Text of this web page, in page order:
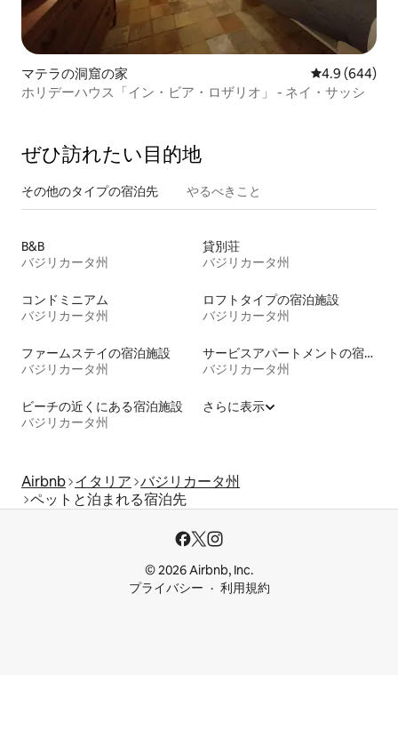
マテラの洞窟の家 レビュー644
4.9 (644)
ホリデーハウス「イン・ビア・ロザリオ」 - ネイ・サッシ
ぜひ訪⁠れ⁠た⁠い目⁠的⁠地
その他のタ⁠イ⁠プ⁠の宿⁠泊⁠先 やるべきこと
B&B
バジリカータ州
貸別荘
バジリカータ州
コンドミニアム
バジリカータ州
ロフトタイプの宿泊施設
バジリカータ州
ファームステイの宿泊施設
バジリカータ州
サービスアパートメントの宿泊施設
バジリカータ州
ビーチの近くにある宿泊施設
バジリカータ州
さらに表示
Airbnb イタリア バジリカータ州
ペットと泊まれる宿泊先
© 2026 Airbnb, Inc.
プライバシー
利用規約